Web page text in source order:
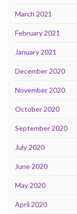
March 2021
February 2021
January 2021
December 2020
November 2020
October 2020
September 2020
July 2020
June 2020
May 2020
April 2020